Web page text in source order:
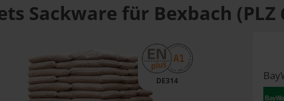
Sackware für Bexbach (PLZ
DE314